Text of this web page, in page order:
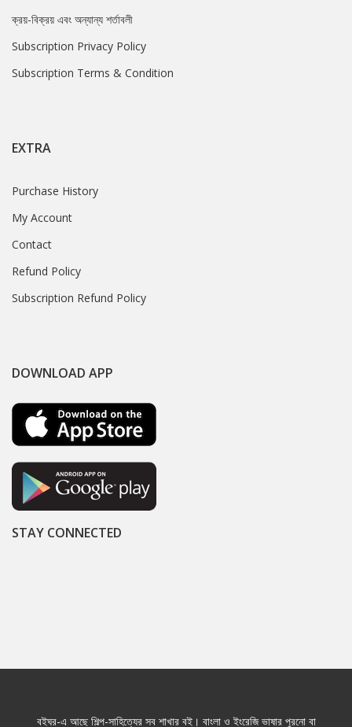
ক্রয়-বিক্রয় এবং অন্যান্য শর্তাবলী
Subscription Privacy Policy
Subscription Terms & Condition
EXTRA
Purchase History
My Account
Contact
Refund Policy
Subscription Refund Policy
DOWNLOAD APP
STAY CONNECTED
বইঘর-এ আছে শিল্প-সাহিত্যের সব শাখার বই। বাংলা ও ইংরেজি ভাষার পুরনো বা